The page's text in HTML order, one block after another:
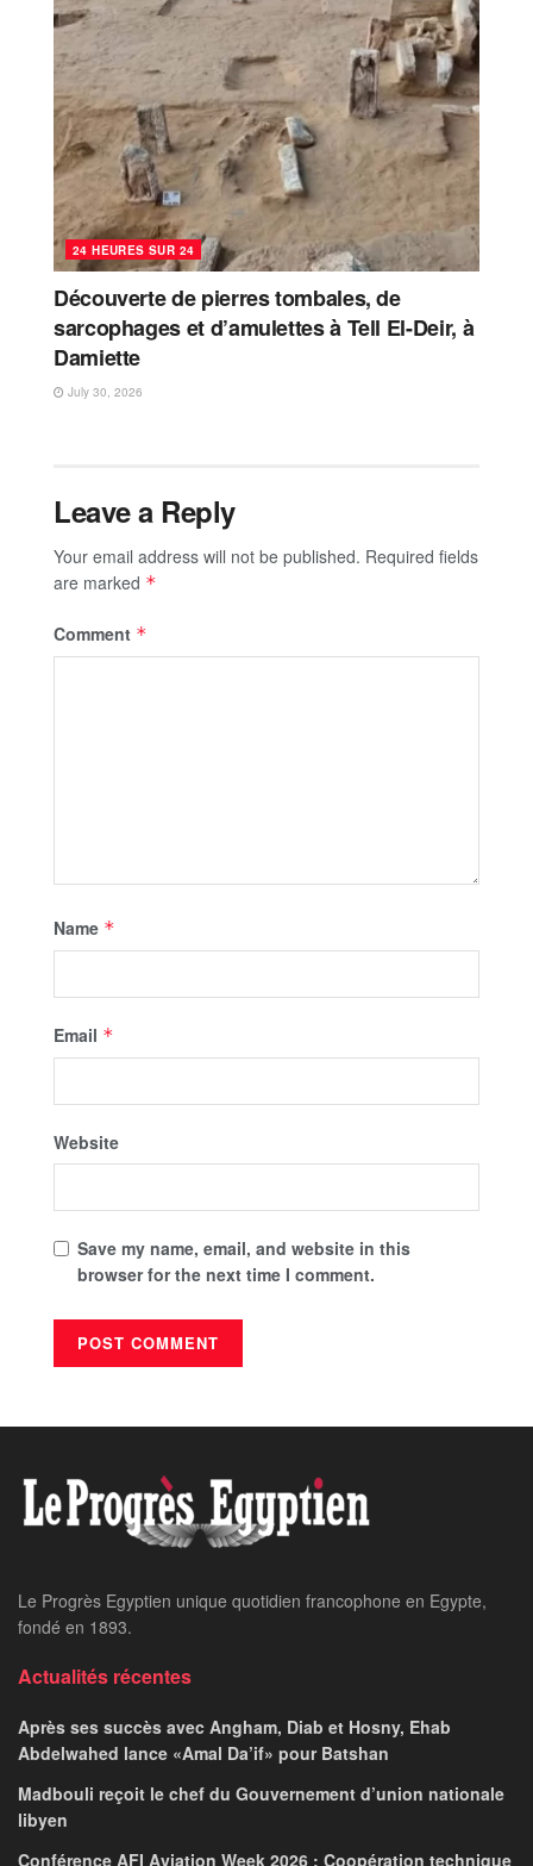
24 HEURES SUR 24
Découverte de pierres tombales, de
sarcophages et d’amulettes à Tell El-Deir, à
Damiette
July 30, 2026
Leave a Reply
Your email address will not be published. Required fields
are marked *
Comment *
Name *
Email *
Website
Save my name, email, and website in this
browser for the next time I comment.
Tennis – Indian Wells :
Débuts solides pour
Sinner et Sabalenka
par LE PROGRES STAFF March 7, 2026